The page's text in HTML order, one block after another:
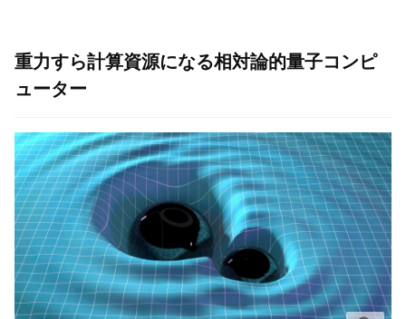
重力すら計算資源になる相対論的量子コンピ
ューター